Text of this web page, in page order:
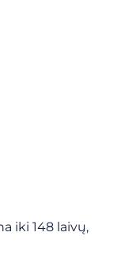
iki 148 laivų,